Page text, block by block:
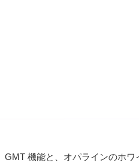
GMT 機能と、オパラインのホ